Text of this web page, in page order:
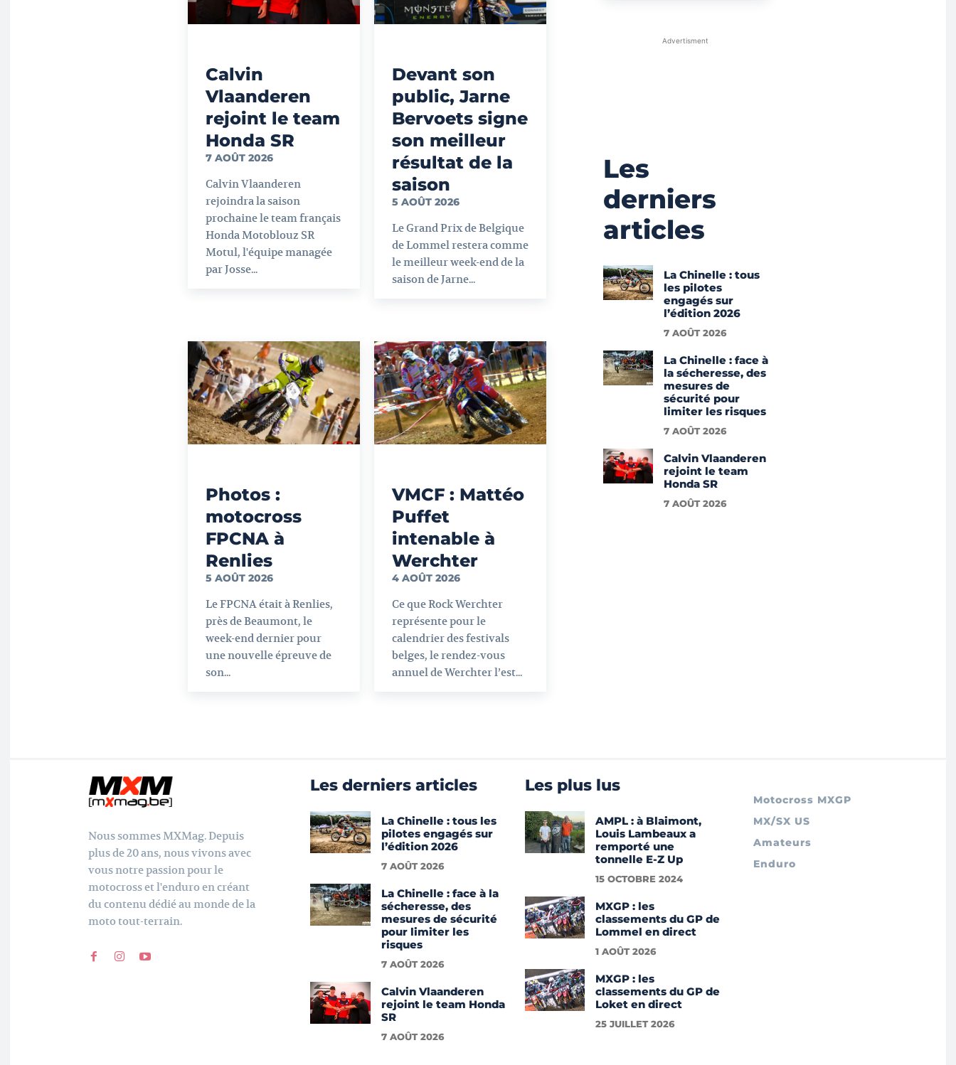
Calvin
Vlaanderen
rejoint le team
Honda SR
7 AOÛT 2026
Calvin Vlaanderen
rejoindra la saison
prochaine le team français
Honda Motoblouz SR
Motul, l'équipe managée
par Josse...
Devant son
public, Jarne
Bervoets signe
son meilleur
résultat de la
saison
5 AOÛT 2026
Le Grand Prix de Belgique
de Lommel restera comme
le meilleur week-end de la
saison de Jarne...
Photos :
motocross
FPCNA à
Renlies
5 AOÛT 2026
Le FPCNA était à Renlies,
près de Beaumont, le
week-end dernier pour
une nouvelle épreuve de
son...
VMCF : Mattéo
Puffet
intenable à
Werchter
4 AOÛT 2026
Ce que Rock Werchter
représente pour le
calendrier des festivals
belges, le rendez-vous
annuel de Werchter l’est...
Advertisment
Les
derniers
articles
La Chinelle : tous
les pilotes
engagés sur
l’édition 2026
7 AOÛT 2026
La Chinelle : face à
la sécheresse, des
mesures de
sécurité pour
limiter les risques
7 AOÛT 2026
Calvin Vlaanderen
rejoint le team
Honda SR
7 AOÛT 2026
Nous sommes MXMag. Depuis
plus de 20 ans, nous vivons avec
vous notre passion pour le
motocross et l'enduro en créant
du contenu dédié au monde de la
moto tout-terrain.
Les derniers articles
La Chinelle : tous les
pilotes engagés sur
l’édition 2026
7 AOÛT 2026
La Chinelle : face à la
sécheresse, des
mesures de sécurité
pour limiter les
risques
7 AOÛT 2026
Calvin Vlaanderen
rejoint le team Honda
SR
7 AOÛT 2026
Les plus lus
AMPL : à Blaimont,
Louis Lambeaux a
remporté une
tonnelle E-Z Up
15 OCTOBRE 2024
MXGP : les
classements du GP de
Lommel en direct
1 AOÛT 2026
MXGP : les
classements du GP de
Loket en direct
25 JUILLET 2026
Motocross MXGP
MX/SX US
Amateurs
Enduro